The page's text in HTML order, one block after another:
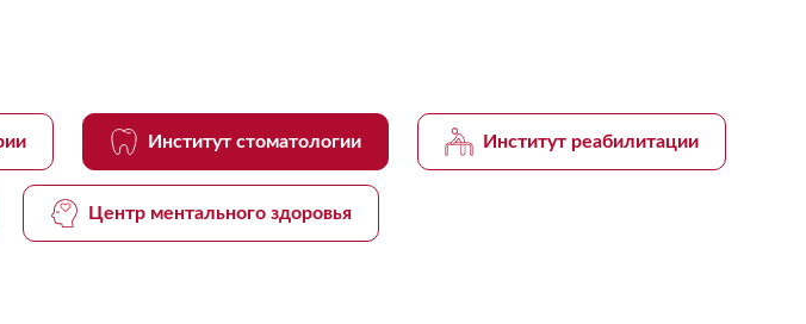
Институт стоматологии Институт реабилитации
Центр ментального здоровья